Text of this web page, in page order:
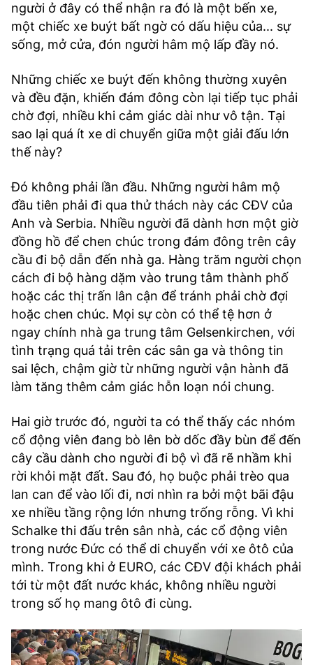
BÙI XUÂN PHÁI
TIỆN ÍCH
LIÊN HỆ QUẢNG CÁO
Hotline: 0981.119.189
Điện thoại: 024.38254756
MẠNG XÃ HỘI
người ở đây có thể nhận ra đó là một bến xe,
một chiếc xe buýt bất ngờ có dấu hiệu của... sự
sống, mở cửa, đón người hâm mộ lấp đầy nó.
Những chiếc xe buýt đến không thường xuyên
và đều đặn, khiến đám đông còn lại tiếp tục phải
chờ đợi, nhiều khi cảm giác dài như vô tận. Tại
sao lại quá ít xe di chuyển giữa một giải đấu lớn
thế này?
Đó không phải lần đầu. Những người hâm mộ
đầu tiên phải đi qua thử thách này các CĐV của
Anh và Serbia. Nhiều người đã dành hơn một giờ
đồng hồ để chen chúc trong đám đông trên cây
cầu đi bộ dẫn đến nhà ga. Hàng trăm người chọn
cách đi bộ hàng dặm vào trung tâm thành phố
hoặc các thị trấn lân cận để tránh phải chờ đợi
hoặc chen chúc. Mọi sự còn có thể tệ hơn ở
ngay chính nhà ga trung tâm Gelsenkirchen, với
tình trạng quá tải trên các sân ga và thông tin
sai lệch, chậm giờ từ những người vận hành đã
làm tăng thêm cảm giác hỗn loạn nói chung.
Hai giờ trước đó, người ta có thể thấy các nhóm
cổ động viên đang bò lên bờ dốc đầy bùn để đến
cây cầu dành cho người đi bộ vì đã rẽ nhầm khi
rời khỏi mặt đất. Sau đó, họ buộc phải trèo qua
lan can để vào lối đi, nơi nhìn ra bởi một bãi đậu
xe nhiều tầng rộng lớn nhưng trống rỗng. Vì khi
Schalke thi đấu trên sân nhà, các cổ động viên
trong nước Đức có thể di chuyển với xe ôtô của
mình. Trong khi ở EURO, các CĐV đội khách phải
tới từ một đất nước khác, không nhiều người
trong số họ mang ôtô đi cùng.